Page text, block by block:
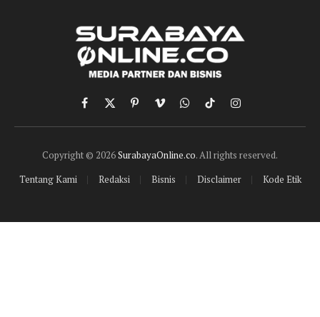
Facebook
X
(Twitter)
PinterestVimeoWhatsApp
TikTokInstagram
Copyright © 2026SurabayaOnline.co. All rights reserved.
Tentang Kami
Redaksi Bisnis Disclaimer Kode Etik